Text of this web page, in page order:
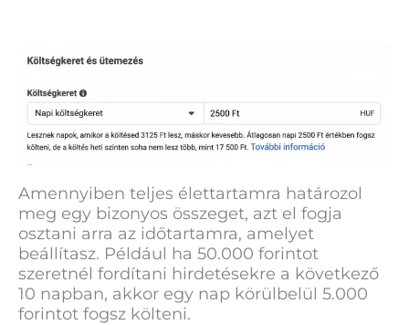
Amennyiben teljes élettartamra határozol
meg egy bizonyos összeget, azt el fogja
osztani arra az időtartamra, amelyet
beállítasz. Például ha 50.000 forintot
szeretnél fordítani hirdetésekre a következő
10 napban, akkor egy nap körülbelül 5.000
forintot fogsz költeni.